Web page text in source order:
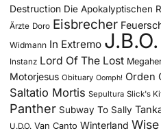
Destruction Die Apokalyptischen
Ärzte Doro Eisbrecher
Widmann In Extremo J.B.O.
Instanz Lord Of The Lost
Motorjesus Obituary Oomph! Orden
Saltatio Mortis Sepultura Slick's
Panther Subway To Sally
U.D.O. Van Canto Winterland